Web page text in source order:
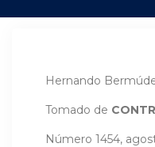
Hernando
Tomado de
Número 1454,